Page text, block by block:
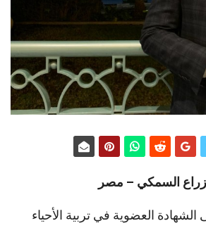
السمكي – مصر
العضوية في تربية الأحياء